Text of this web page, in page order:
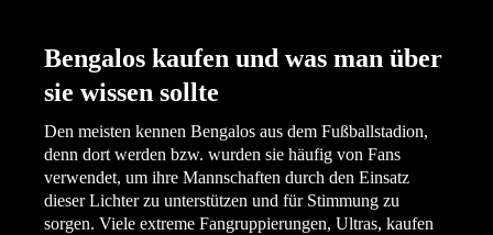
Bengalos kaufen und was man über
sie wissen sollte
Den meisten kennen Bengalos aus dem Fußballstadion,
denn dort werden bzw. wurden sie häufig von Fans
verwendet, um ihre Mannschaften durch den Einsatz
dieser Lichter zu unterstützen und für Stimmung zu
sorgen. Viele extreme Fangruppierungen, Ultras, kaufen